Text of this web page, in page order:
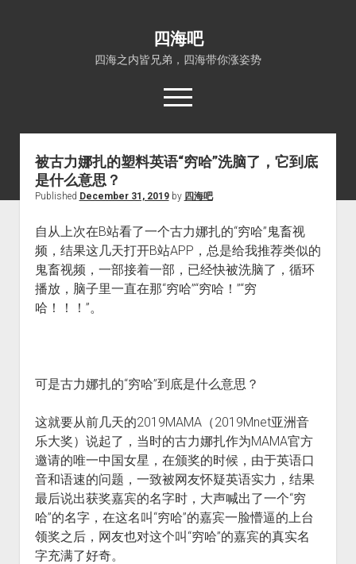
四海吧
四海之内皆兄弟，四海带你涨姿势
open
menu
首页
dropdown
福利吧
技术控
热门事件
音乐推荐
四海
小猪AI
算娘区块链
被古力娜扎的塑料英语“穷哈”洗脑了，它到底
是什么意思？
Published December 31, 2019by 四海吧
自从上次在B站看了一个古力娜扎的“穷哈”鬼畜视
频，结果这几天打开B站APP，总是给我推荐类似的
鬼畜视频，一部接着一部，已经快被洗脑了，循环
播放，脑子里一直在那“穷哈”“穷哈！”“穷
哈！！！”。
可是古力娜扎的“穷哈”到底是什么意思？
这就要从前几天的2019MAMA（2019Mnet亚洲音
乐大奖）说起了，当时的古力娜扎作为MAMA官方
邀请的唯一中国女星，在颁奖的时候，由于英语口
音和语速的问题，一致被网友怀疑英语实力，结果
最后说出获奖嘉宾的名字时，大声喊出了一个“穷
哈”的名字，在这名叫“穷哈”的嘉宾一脸懵逼的上台
领奖之后，网友也对这个叫“穷哈”的嘉宾的真实名
字充满了好奇。